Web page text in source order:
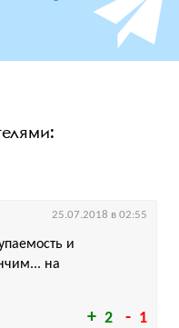
2 1
и
на
25.07.2018 в 02:55